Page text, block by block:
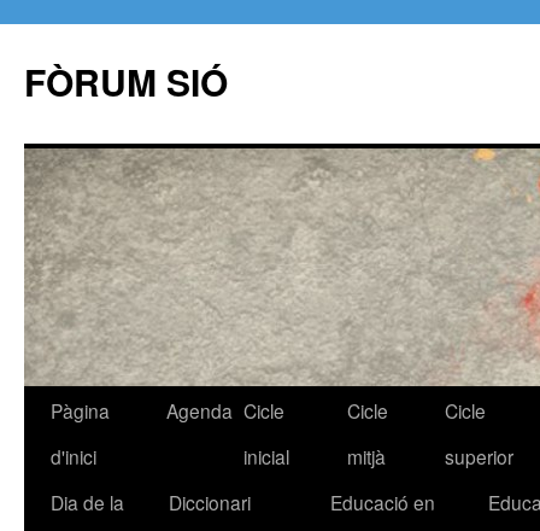
FÒRUM SIÓ
Vés
contingut
Pàgina
d'inici
Agenda Cicle
inicial
Cicle
mitjà
Cicle
superior
Dia de la
Diccionari
Educació en